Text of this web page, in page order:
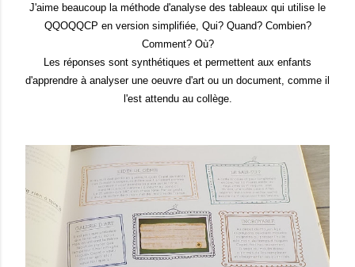
J'aime beaucoup la méthode d'analyse des tableaux qui utilise le
QQOQQCP en version simplifiée, Qui? Quand? Combien?
Comment? Où?
Les réponses sont synthétiques et permettent aux enfants
d'apprendre à analyser une oeuvre d'art ou un document, comme il
l'est attendu au collège.